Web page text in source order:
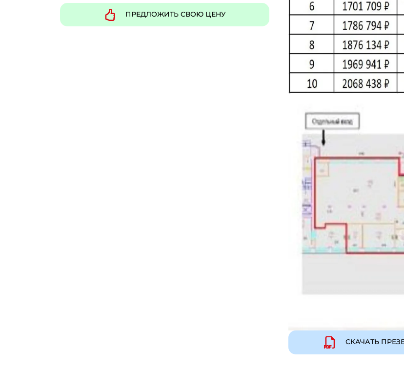
СКАЧАТЬ
ПРЕДЛОЖИТЬ СВОЮ ЦЕНУ